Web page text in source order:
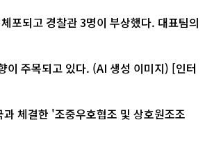
포되고 경찰관 3명이 부상했다. 대표팀의
목되고 있다. (AI 생성 이미지) [인터